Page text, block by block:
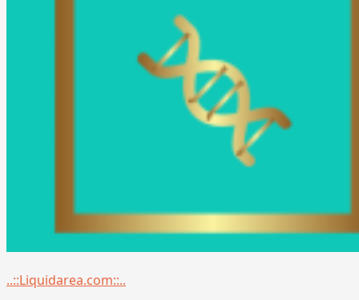
Menu
..::Liquidarea.com::..